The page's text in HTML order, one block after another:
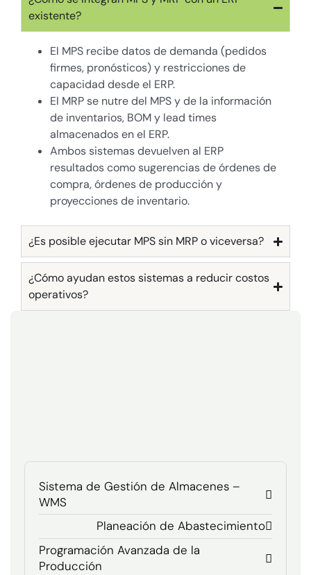
existente?
El MPS recibe datos de demanda (pedidos
firmes, pronósticos) y restricciones de
capacidad desde el ERP.
El MRP se nutre del MPS y de la información
de inventarios, BOM y lead times
almacenados en el ERP.
Ambos sistemas devuelven al ERP
resultados como sugerencias de órdenes de
compra, órdenes de producción y
proyecciones de inventario.
¿Es posible ejecutar MPS sin MRP o viceversa?
¿Cómo ayudan estos sistemas a reducir costos
operativos?
Sistema de Gestión de Almacenes –
WMS
Planeación de Abastecimiento
Programación Avanzada de la
Producción